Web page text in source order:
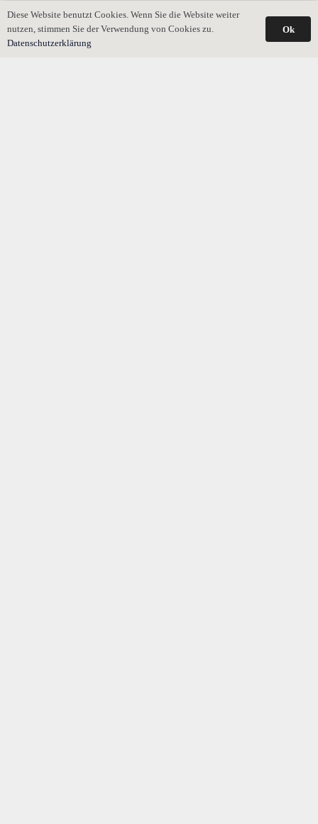
Diese Website benutzt Cookies. Wenn Sie die Website weiter
nutzen, stimmen Sie der Verwendung von Cookies zu.
Datenschutzerklärung
Ok